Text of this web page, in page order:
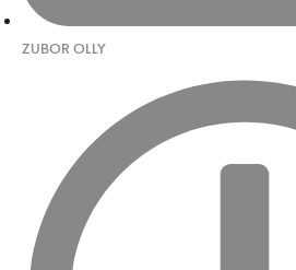
ZUBOR OLLY